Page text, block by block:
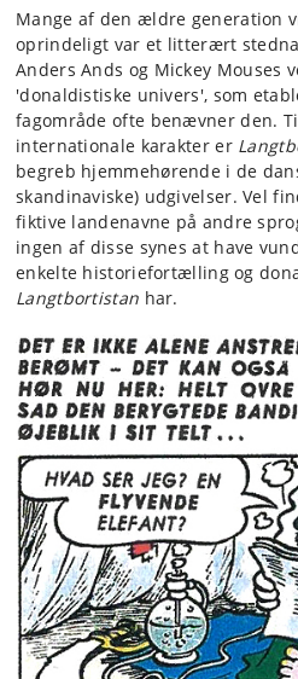
Mange af den ældre generation
oprindeligt var et litterært
Anders Ands og Mickey Mouses
'donaldistiske univers', som
fagområde ofte benævner den.
internationale karakter er
begreb hjemmehørende i de
skandinaviske) udgivelser. Vel
fiktive landenavne på andre
ingen af disse synes at have
enkelte historiefortælling og
Langtbortistan har.